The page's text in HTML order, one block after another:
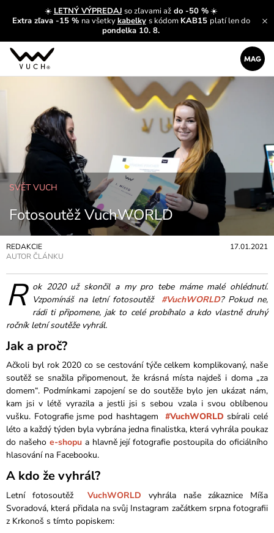
☀️ LETNÝ VÝPREDAJ so zľavami aždo -50 %☀️
Extra zľava -15 % na všetkykabelky s kódom KAB15 platí len do
pondelka 10. 8.
SVĚT VUCH
Fotosoutěž VuchWORLD
17.01.2021
REDAKCIE
AUTOR ČLÁNKU
R ok 2020 už skončil a my pro tebe máme malé ohlédnutí.
Vzpomínáš na letní fotosoutěž #VuchWORLD? Pokud ne,
rádi ti připomene, jak to celé probíhalo a kdo vlastně druhý
ročník letní soutěže vyhrál.
Jak a proč?
Ačkoli byl rok 2020 co se cestování týče celkem komplikovaný, naše
soutěž se snažila připomenout, že krásná místa najdeš i doma „za
domem“. Podmínkami zapojení se do soutěže bylo jen ukázat nám,
kam jsi v létě vyrazila a jestli jsi s sebou vzala i svou oblíbenou
vušku. Fotografie jsme pod hashtagem #VuchWORLD sbírali celé
léto a každý týden byla vybrána jedna finalistka, která vyhrála poukaz
do našeho e-shopua hlavně její fotografie postoupila do oficiálního
hlasování na Facebooku.
A kdo že vyhrál?
Letní fotosoutěžVuchWORLD vyhrála naše zákaznice Míša
Svoradová, která přidala na svůj Instagram začátkem srpna fotografii
z Krkonoš s tímto popiskem: